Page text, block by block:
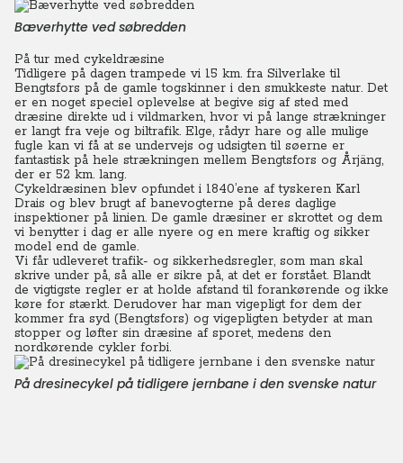
Bæverhytte ved søbredden
På tur med cykeldræsine
Tidligere på dagen trampede vi 15 km. fra Silverlake til
Bengtsfors på de gamle togskinner i den smukkeste natur. Det
er en noget speciel oplevelse at begive sig af sted med
dræsine direkte ud i vildmarken, hvor vi på lange strækninger
er langt fra veje og biltrafik. Elge, rådyr hare og alle mulige
fugle kan vi få at se undervejs og udsigten til søerne er
fantastisk på hele strækningen mellem Bengtsfors og Årjäng,
der er 52 km. lang.
Cykeldræsinen blev opfundet i 1840’ene af tyskeren Karl
Drais og blev brugt af banevogterne på deres daglige
inspektioner på linien. De gamle dræsiner er skrottet og dem
vi benytter i dag er alle nyere og en mere kraftig og sikker
model end de gamle.
Vi får udleveret trafik- og sikkerhedsregler, som man skal
skrive under på, så alle er sikre på, at det er forstået. Blandt
de vigtigste regler er at holde afstand til forankørende og ikke
køre for stærkt. Derudover har man vigepligt for dem der
kommer fra syd (Bengtsfors) og vigepligten betyder at man
stopper og løfter sin dræsine af sporet, medens den
nordkørende cykler forbi.
På dresinecykel på tidligere jernbane i den svenske natur